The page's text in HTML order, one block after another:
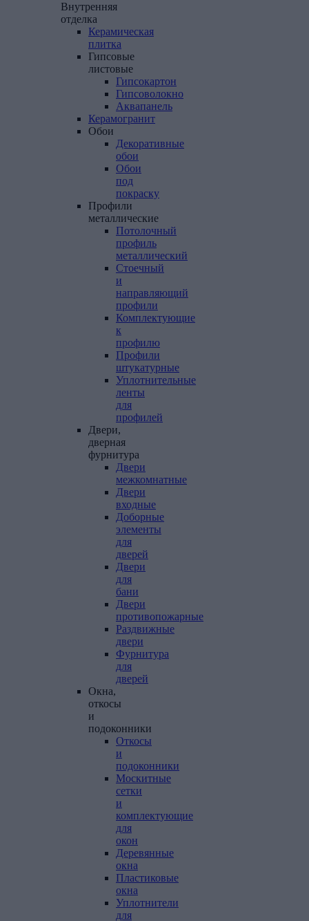
Внутренняя
отделка
Керамическая
плитка
Гипсовые
листовые
Гипсокартон
Гипсоволокно
Аквапанель
Керамогранит
Обои
Декоративные
обои
Обои
под
покраску
Профили
металлические
Потолочный
профиль
металлический
Стоечный
и
направляющий
профили
Комплектующие
к
профилю
Профили
штукатурные
Уплотнительные
ленты
для
профилей
Двери,
дверная
фурнитура
Двери
межкомнатные
Двери
входные
Доборные
элементы
для
дверей
Двери
для
бани
Двери
противопожарные
Раздвижные
двери
Фурнитура
для
дверей
Окна,
откосы
и
подоконники
Откосы
и
подоконники
Москитные
сетки
и
комплектующие
для
окон
Деревянные
окна
Пластиковые
окна
Уплотнители
для